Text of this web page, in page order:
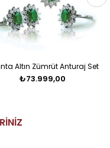
Altın Zümrüt Anturaj Set
₺73.999,00